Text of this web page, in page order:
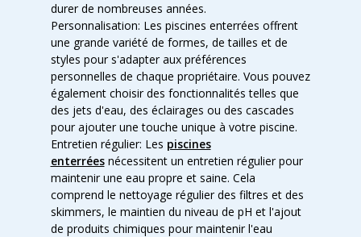
durer de nombreuses années.
Personnalisation: Les piscines enterrées offrent
une grande variété de formes, de tailles et de
styles pour s'adapter aux préférences
personnelles de chaque propriétaire. Vous pouvez
également choisir des fonctionnalités telles que
des jets d'eau, des éclairages ou des cascades
pour ajouter une touche unique à votre piscine.
Entretien régulier: Les piscines
enterréesnécessitent un entretien régulier pour
maintenir une eau propre et saine. Cela
comprend le nettoyage régulier des filtres et des
skimmers, le maintien du niveau de pH et l'ajout
de produits chimiques pour maintenir l'eau